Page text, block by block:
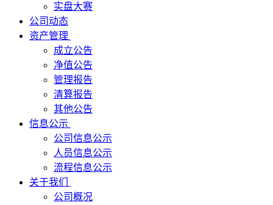
实盘大赛
公司动态
资产管理
成立公告
净值公告
管理报告
清算报告
其他公告
信息公示
公司信息公示
人员信息公示
流程信息公示
关于我们
公司概况